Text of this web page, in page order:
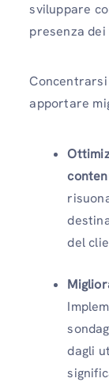
sviluppare
presenza
apportare
del
dagli